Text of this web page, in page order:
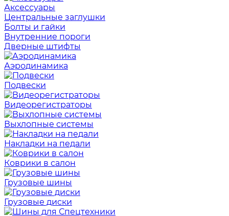
Аксессуары
Центральные заглушки
Болты и гайки
Внутренние пороги
Дверные штифты
Аэродинамика
Подвески
Видеорегистраторы
Выхлопные системы
Накладки на педали
Коврики в салон
Грузовые шины
Грузовые диски